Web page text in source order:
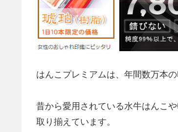
はんこプレミアムは、年間数万本
昔から愛用されている水牛はんこ
取り揃えています。